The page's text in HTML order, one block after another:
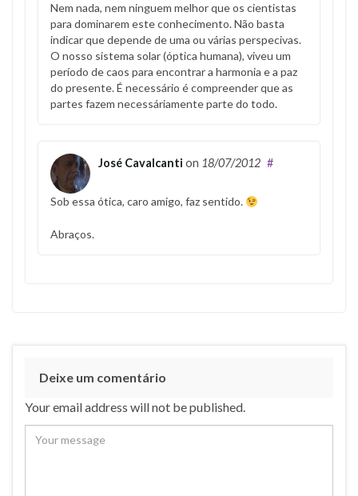
Nem nada, nem ninguem melhor que os cientistas
para dominarem este conhecimento. Não basta
indicar que depende de uma ou várias perspecivas.
O nosso sistema solar (óptica humana), viveu um
período de caos para encontrar a harmonia e a paz
do presente. É necessário é compreender que as
partes fazem necessáriamente parte do todo.
José Cavalcanti on 18/07/2012 #
Sob essa ótica, caro amigo, faz sentido.
Abraços.
Deixe um comentário
Your email address will not be published.